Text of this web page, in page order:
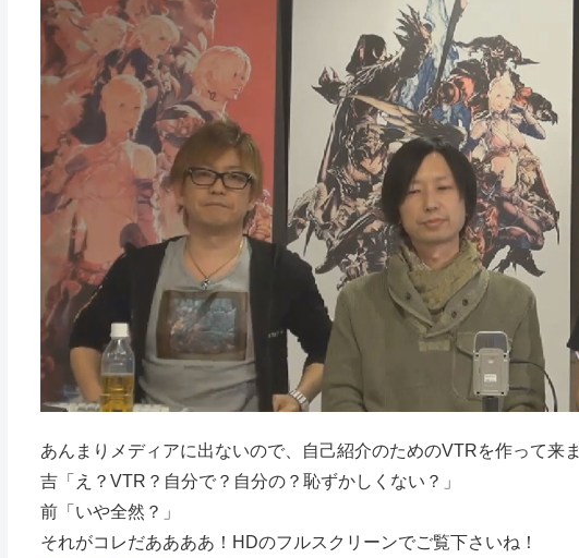
あんまりメディアに出ないので、自己紹介のためのVTRを作って来
吉「え？VTR？自分で？自分の？恥ずかしくない？」
前「いや全然？」
それがコレだああああ！HDのフルスクリーンでご覧下さいね！